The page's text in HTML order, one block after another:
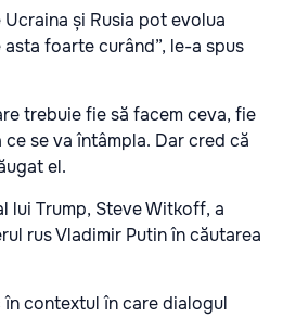
și Rusia pot evolua
foarte curând”, le-a spus
trebuie fie să facem ceva, fie
se va întâmpla. Dar cred că
el.
lui Trump, Steve Witkoff, a
rus Vladimir Putin în căutarea
contextul în care dialogul